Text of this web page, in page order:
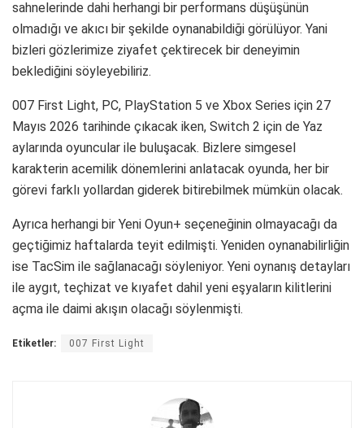
sahnelerinde dahi herhangi bir performans düşüşünün
olmadığı ve akıcı bir şekilde oynanabildiği görülüyor. Yani
bizleri gözlerimize ziyafet çektirecek bir deneyimin
beklediğini söyleyebiliriz.
007 First Light, PC, PlayStation 5 ve Xbox Series için 27
Mayıs 2026 tarihinde çıkacak iken, Switch 2 için de Yaz
aylarında oyuncular ile buluşacak. Bizlere simgesel
karakterin acemilik dönemlerini anlatacak oyunda, her bir
görevi farklı yollardan giderek bitirebilmek mümkün olacak.
Ayrıca herhangi bir Yeni Oyun+ seçeneğinin olmayacağı da
geçtiğimiz haftalarda teyit edilmişti. Yeniden oynanabilirliğin
ise TacSim ile sağlanacağı söyleniyor. Yeni oynanış detayları
ile aygıt, teçhizat ve kıyafet dahil yeni eşyaların kilitlerini
açma ile daimi akışın olacağı söylenmişti.
Etiketler: 007 First Light